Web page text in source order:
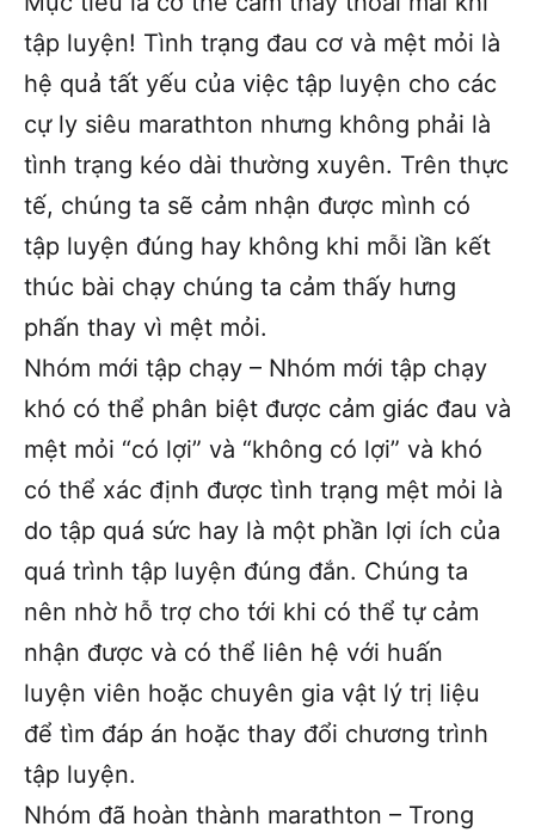
tập luyện! Tình trạng đau cơ và mệt mỏi là
hệ quả tất yếu của việc tập luyện cho các
cự ly siêu marathton nhưng không phải là
tình trạng kéo dài thường xuyên. Trên thực
tế, chúng ta sẽ cảm nhận được mình có
tập luyện đúng hay không khi mỗi lần kết
thúc bài chạy chúng ta cảm thấy hưng
phấn thay vì mệt mỏi.
Nhóm mới tập chạy – Nhóm mới tập chạy
khó có thể phân biệt được cảm giác đau và
mệt mỏi “có lợi” và “không có lợi” và khó
có thể xác định được tình trạng mệt mỏi là
do tập quá sức hay là một phần lợi ích của
quá trình tập luyện đúng đắn. Chúng ta
nên nhờ hỗ trợ cho tới khi có thể tự cảm
nhận được và có thể liên hệ với huấn
luyện viên hoặc chuyên gia vật lý trị liệu
để tìm đáp án hoặc thay đổi chương trình
tập luyện.
Nhóm đã hoàn thành marathton – Trong